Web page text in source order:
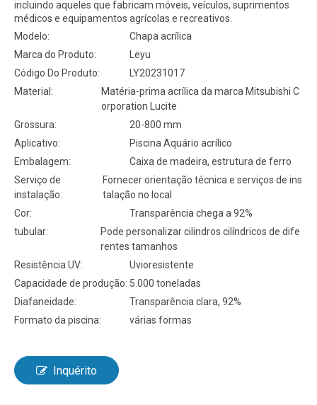
incluindo aqueles que fabricam móveis, veículos, suprimentos
médicos e equipamentos agrícolas e recreativos.
Modelo:
Chapa acrílica
Marca do Produto:
Leyu
Código Do Produto:
LY20231017
Material:
Matéria-prima acrílica da marca Mitsubishi C
orporation Lucite
Grossura:
20-800 mm
Aplicativo:
Piscina Aquário acrílico
Embalagem:
Caixa de madeira, estrutura de ferro
Serviço de
instalação:
Fornecer orientação técnica e serviços de ins
talação no local
Cor:
Transparência chega a 92%
tubular:
Pode personalizar cilindros cilíndricos de dife
rentes tamanhos
Resistência UV:
Uvioresistente
Capacidade de produção: 5.000 toneladas
Diafaneidade:
Transparência clara, 92%
Formato da piscina:
várias formas
Inquérito